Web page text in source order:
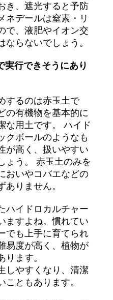
き、遮光すると予防
ネデールは窒素・リ
で、液肥やイオン交
らないでしょう。
実行できそうにあり
するのは赤玉土で
の有機物を基本的に
な用土です。 ハイド
クボールのようなも
が高く、扱いやすい
ょう。 赤玉土のみを
おいやコバエなどの
りません。
ハイドロカルチャー
ますよね。慣れてい
でも上手に育てられ
易度が高く、植物が
ます。
しやすくなり、清潔
こともあります。